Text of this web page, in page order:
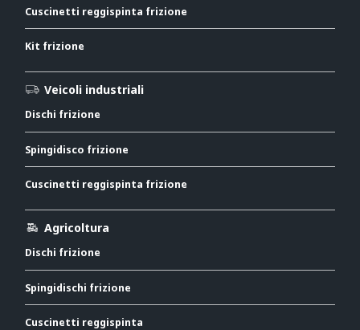
Cuscinetti reggispinta frizione
Kit frizione
Veicoli industriali
Dischi frizione
Spingidisco frizione
Cuscinetti reggispinta frizione
Agricoltura
Dischi frizione
Spingidischi frizione
Cuscinetti reggispinta